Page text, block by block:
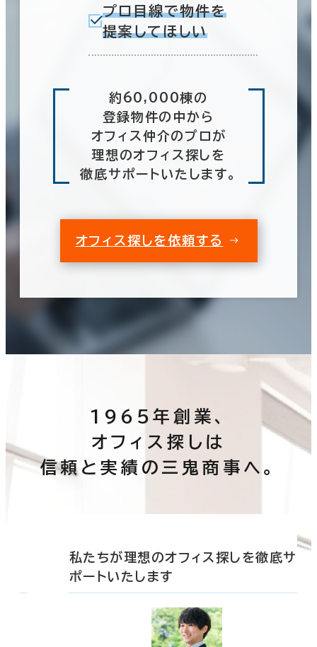
プロ目線で物件を
提案してほしい
約60,000棟の
登録物件の中から
オフィス仲介のプロが
理想のオフィス探しを
徹底サポートいたします。
オフィス探しを依頼する
1965年創業、
オフィス探しは
信頼と実績の三鬼商事へ。
私たちが理想のオフィス探しを徹底サ
ポートいたします